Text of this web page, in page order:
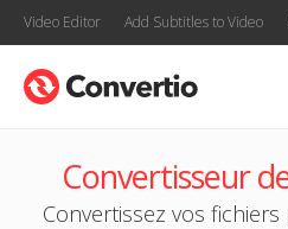
Video Editor Add Subtitles to Video
Convertisseur
Convertissez vos